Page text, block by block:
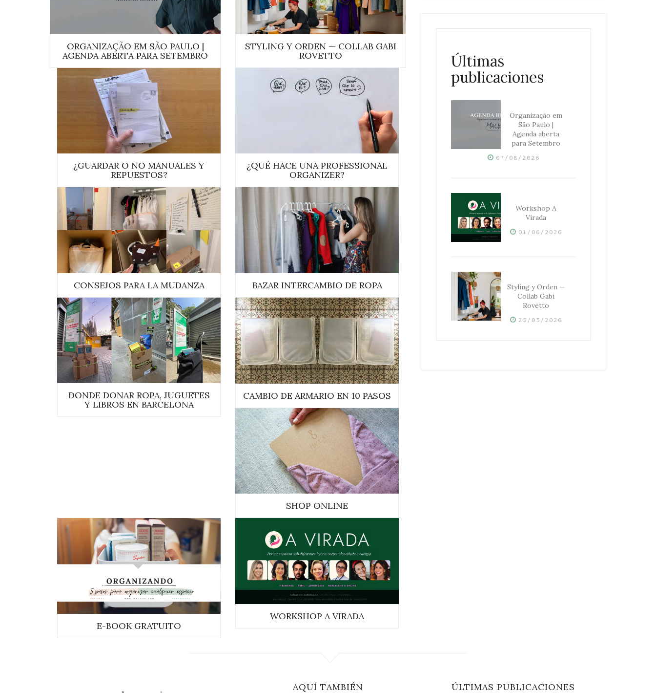
ORGANIZAÇÃO EM SÃO PAULO |
AGENDA ABERTA PARA SETEMBRO
STYLING Y ORDEN — COLLAB GABI
ROVETTO
¿GUARDAR O NO MANUALES Y
REPUESTOS?
¿QUÉ HACE UNA PROFESSIONAL
ORGANIZER?
CONSEJOS PARA LA MUDANZA BAZAR INTERCAMBIO DE ROPA
DONDE DONAR ROPA, JUGUETES
Y LIBROS EN BARCELONA
CAMBIO DE ARMARIO EN 10 PASOS
SHOP ONLINE
E-BOOK GRATUITO
WORKSHOP A VIRADA
Últimas
publicaciones
Organização em
São Paulo |
Agenda aberta
para Setembro
07/08/2026
Workshop A
Virada
01/06/2026
Styling y Orden —
Collab Gabi
Rovetto
25/05/2026
AQUÍ TAMBIÉN ÚLTIMAS PUBLICACIONES